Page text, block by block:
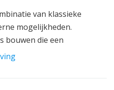
van klassieke
mogelijkheden.
bouwen die een
kon garanderen voor
voor. Hij is gemakkelijk,